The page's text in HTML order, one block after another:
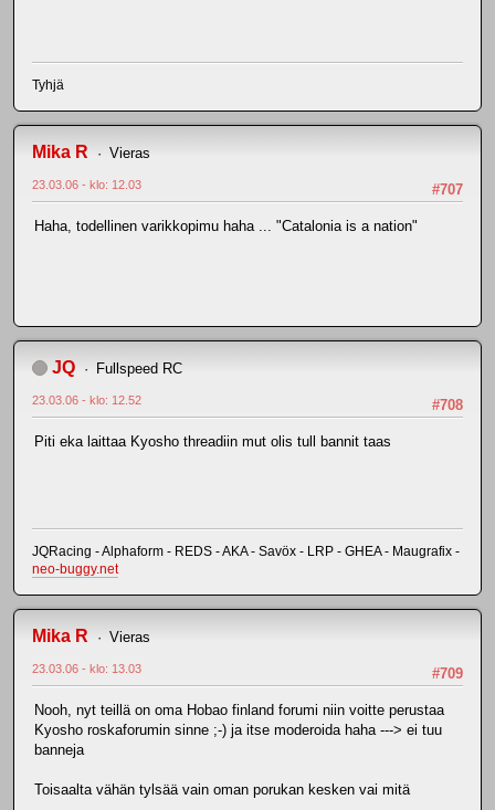
Tyhjä
Mika R Vieras
#707
23.03.06 - klo: 12.03
Haha, todellinen varikkopimu haha ... "Catalonia is a nation"
JQ Fullspeed RC
#708
23.03.06 - klo: 12.52
Piti eka laittaa Kyosho threadiin mut olis tull bannit taas
JQRacing - Alphaform - REDS - AKA - Savöx - LRP - GHEA - Maugrafix -
neo-buggy.net
Mika R Vieras
#709
23.03.06 - klo: 13.03
Nooh, nyt teillä on oma Hobao finland forumi niin voitte perustaa
Kyosho roskaforumin sinne ;-) ja itse moderoida haha ---> ei tuu
banneja
Toisaalta vähän tylsää vain oman porukan kesken vai mitä